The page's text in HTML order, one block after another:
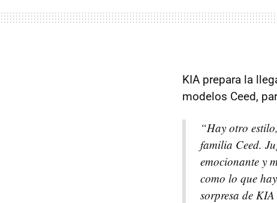
KIA prepara la
modelos Ceed,
“Hay otro
familia Ceed.
emocionante y
como lo que
sorpresa de